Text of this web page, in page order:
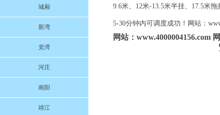
城厢
新湾
党湾
河庄
南阳
靖江
9.6米、12米-13.5米半挂、17.5米
5-30分钟内可调度成功！网站：
网站：www.4000004156.com